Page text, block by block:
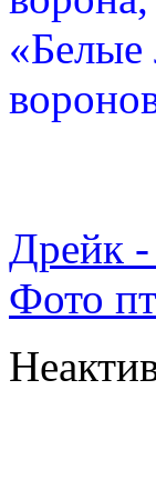
Дрейк
Фото